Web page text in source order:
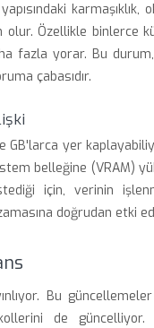
karmaşıklık,
Özellikle binlerce
fazla yorar. Bu
çabasıdır.
yer
belleğine (VRAM)
için, verinin
doğrudan etki
Bu
de